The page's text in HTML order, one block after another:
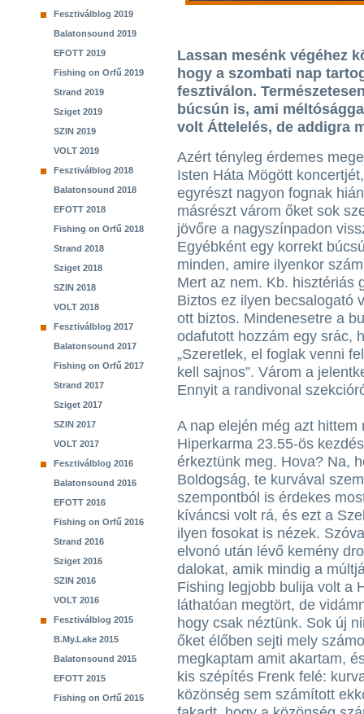
Fesztiválblog 2019
Balatonsound 2019
EFOTT 2019
Fishing on Orfű 2019
Strand 2019
Sziget 2019
SZIN 2019
VOLT 2019
Fesztiválblog 2018
Balatonsound 2018
EFOTT 2018
Fishing on Orfű 2018
Strand 2018
Sziget 2018
SZIN 2018
VOLT 2018
Fesztiválblog 2017
Balatonsound 2017
Fishing on Orfű 2017
Strand 2017
Sziget 2017
SZIN 2017
VOLT 2017
Fesztiválblog 2016
Balatonsound 2016
EFOTT 2016
Fishing on Orfű 2016
Strand 2016
Sziget 2016
SZIN 2016
VOLT 2016
Fesztiválblog 2015
B.My.Lake 2015
Balatonsound 2015
EFOTT 2015
Fishing on Orfű 2015
Lassan mesénk végéhez
hogy a szombati nap
fesztiválon.
búcsún is, ami
volt Áttelelés, de addigra
Azért tényleg érdemes
Isten Háta Mögött
egyrészt nagyon fognak
másrészt várom őket sok
jövőre a nagyszínpadon
Egyébként egy korrekt
minden, amire ilyenkor
Mert az nem. Kb. hisztériás
Biztos ez ilyen becsalogató
ott biztos. Mindenesetre a
odafutott hozzám egy srác,
„Szeretlek, el foglak venni
kell sajnos”. Várom a
Ennyit a randivonal
A nap elején még azt
Hiperkarma 23.55-ös
érkeztünk meg. Hova? Na,
Boldogság, te kurvával
szempontból is érdekes
kíváncsi volt rá, és ezt a
ilyen fosokat is nézek.
elvonó után lévő kemény
dalokat, amik mindig a
Fishing legjobb bulija volt a
láthatóan megtört, de
hogy csak néztünk. Sok új
őket élőben sejti mely
megkaptam amit akartam,
kis szépítés Frenk felé:
közönség sem számított